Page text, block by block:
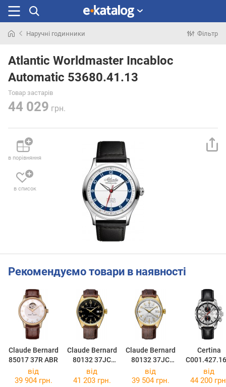
раніше
Наручні годинники Фільтр
Atlantic Worldmaster Incabloc
Automatic 53680.41.13
Товар застарів
44 029 грн.
в порівняння
в список
Рекомендуємо товари в наявності
Claude Bernard
85017 37R ABR
Claude Bernard
80132 37JC
NID
Claude Bernard
80132 37JC
AID
Certina
37.01
від
39 904 грн.
від
41 203 грн.
від
39 504 грн.
від
44 200